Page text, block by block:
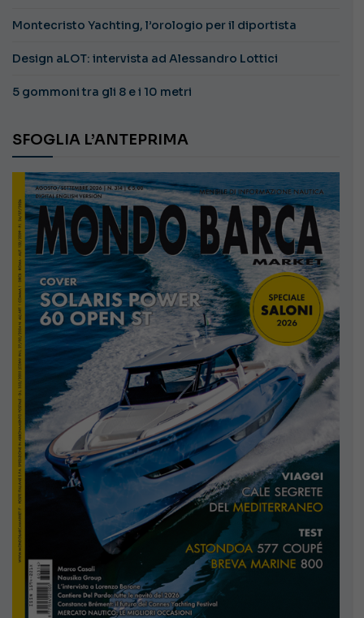
Montecristo Yachting, l’orologio per il diportista
Design aLOT: intervista ad Alessandro Lottici
5 gommoni tra gli 8 e i 10 metri
SFOGLIA L’ANTEPRIMA